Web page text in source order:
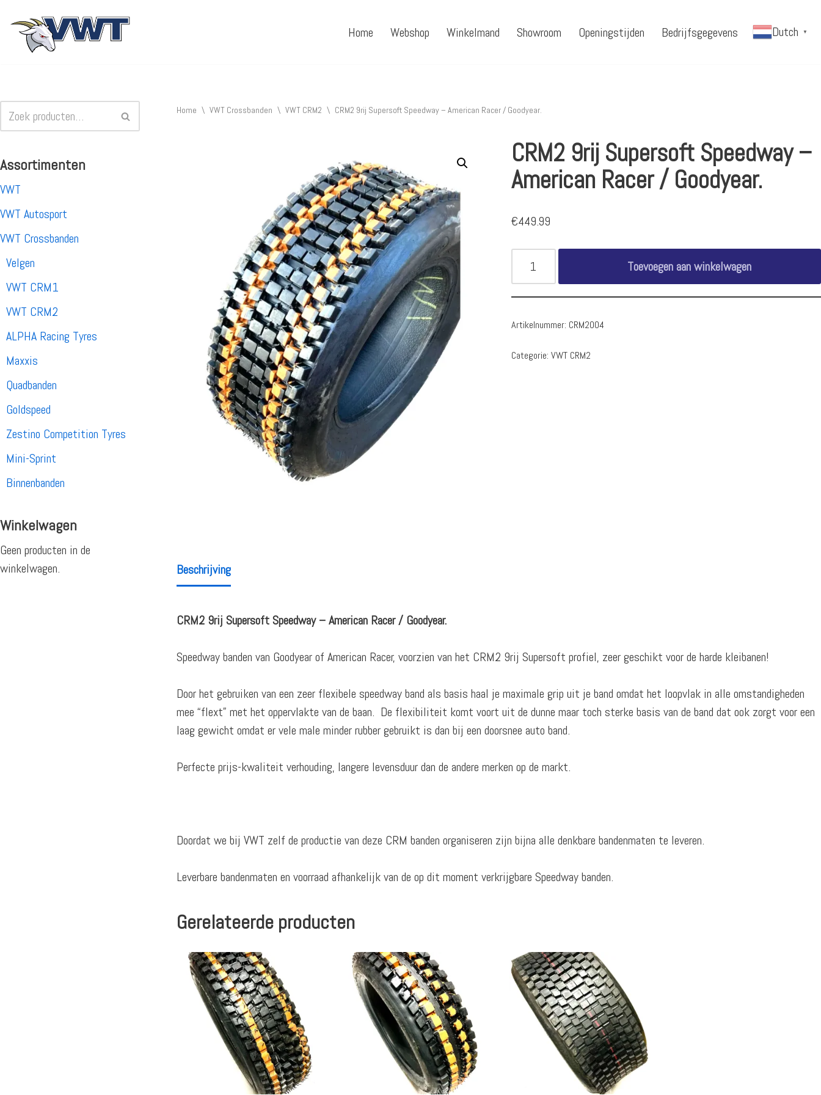
Ga
Home Webshop Winkelmand Showroom Openingstijden Bedrijfsgegevens Dutch ▼
Assortimenten
VWT
VWT Autosport
VWT Crossbanden
Velgen
VWT CRM1
VWT CRM2
ALPHA Racing Tyres
Maxxis
Quadbanden
Goldspeed
Zestino Competition Tyres
Mini-Sprint
Binnenbanden
Winkelwagen
Geen producten in de
winkelwagen.
Home \ VWT Crossbanden \ VWT CRM2 \ CRM2 9rij Supersoft Speedway – American Racer / Goodyear.
CRM2 9rij Supersoft Speedway –
American Racer / Goodyear.
€449.99
Toevoegen aan winkelwagen
Artikelnummer: CRM2004
Categorie:VWT CRM2
Beschrijving
CRM2 9rij Supersoft Speedway – American Racer / Goodyear.
Speedway banden van Goodyear of American Racer, voorzien van het CRM2 9rij Supersoft profiel, zeer geschikt voor de harde kleibanen!
Door het gebruiken van een zeer flexibele speedway band als basis haal je maximale grip uit je band omdat het loopvlak in alle omstandigheden
mee “flext” met het oppervlakte van de baan. De flexibiliteit komt voort uit de dunne maar toch sterke basis van de band dat ook zorgt voor een
laag gewicht omdat er vele male minder rubber gebruikt is dan bij een doorsnee auto band.
Perfecte prijs-kwaliteit verhouding, langere levensduur dan de andere merken op de markt.
Doordat we bij VWT zelf de productie van deze CRM banden organiseren zijn bijna alle denkbare bandenmaten te leveren.
Leverbare bandenmaten en voorraad afhankelijk van de op dit moment verkrijgbare Speedway banden.
Gerelateerde producten